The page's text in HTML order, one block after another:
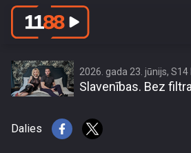
Magones lielo talku
2026. gada 23. jūnijs, S14
Slavenības. Bez filtra
Dalies